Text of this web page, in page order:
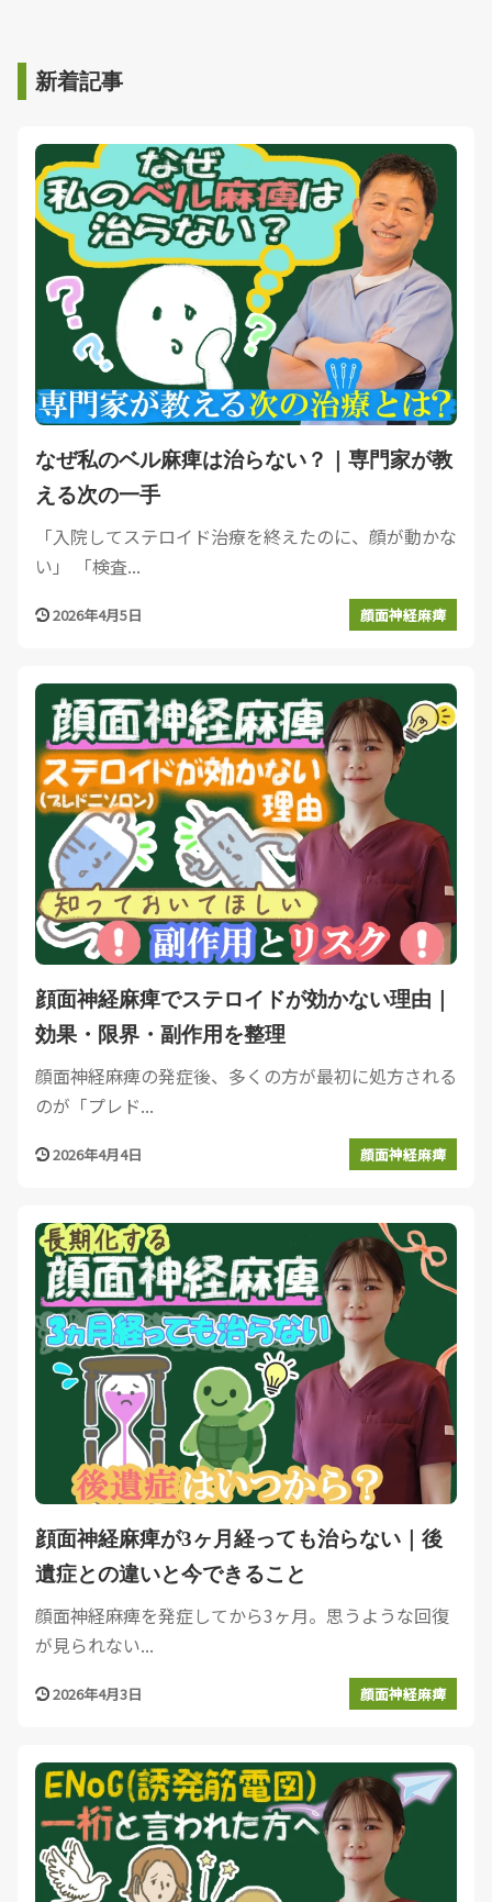
新着記事
なぜ私のベル麻痺は治らない？｜専門家が教
える次の一手
「入院してステロイド治療を終えたのに、顔が動かな
い」 「検査...
2026年4月5日 顔面神経麻痺
顔面神経麻痺でステロイドが効かない理由｜
効果・限界・副作用を整理
顔面神経麻痺の発症後、多くの方が最初に処方される
のが「プレド...
2026年4月4日 顔面神経麻痺
顔面神経麻痺が3ヶ月経っても治らない｜後
遺症との違いと今できること
顔面神経麻痺を発症してから3ヶ月。思うような回復
が見られない...
2026年4月3日 顔面神経麻痺